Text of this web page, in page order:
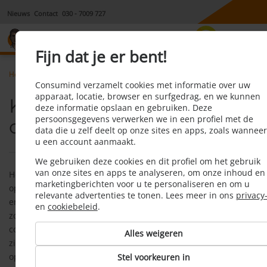
Nieuws Contact 030 - 7009 727
Home
Krijg ik een boete als ik
overstap?
Het kan zijn dat je huidige energieleverancier je een
opzegvergoeding vraagt, afhankelijk van de situatie. De
energieleverancier mag een opzegvergoeding vragen voor
zowel de stroom- als de gasaansluiting. Als je voor beide het
contract opzegt, betaal je dus het dubbele bedrag. Hieronder
zie je wanneer hiervan sprake is en hoe hoog de
opzegvergoedingen zijn.
Fijn dat je er bent!
Consumind verzamelt cookies met informatie over uw
apparaat, locatie, browser en surfgedrag, en we kunnen
deze informatie opslaan en gebruiken. Deze
persoonsgegevens verwerken we in een profiel met de
data die u zelf deelt op onze sites en apps, zoals wanneer
u een account aanmaakt.
We gebruiken deze cookies en dit profiel om het gebruik
van onze sites en apps te analyseren, om onze inhoud en
marketingberichten voor u te personaliseren en om u
relevante advertenties te tonen. Lees meer in ons privacy-
en cookiebeleid.
Alles weigeren
Stel voorkeuren in